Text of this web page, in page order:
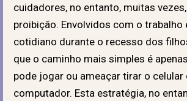
cuidadores, no entanto, muitas
proibição. Envolvidos com o trabalho
cotidiano durante o recesso dos
que o caminho mais simples é
pode jogar ou ameaçar tirar o celular
computador. Esta estratégia, no